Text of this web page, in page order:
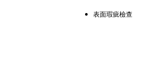
表面瑕疵檢查